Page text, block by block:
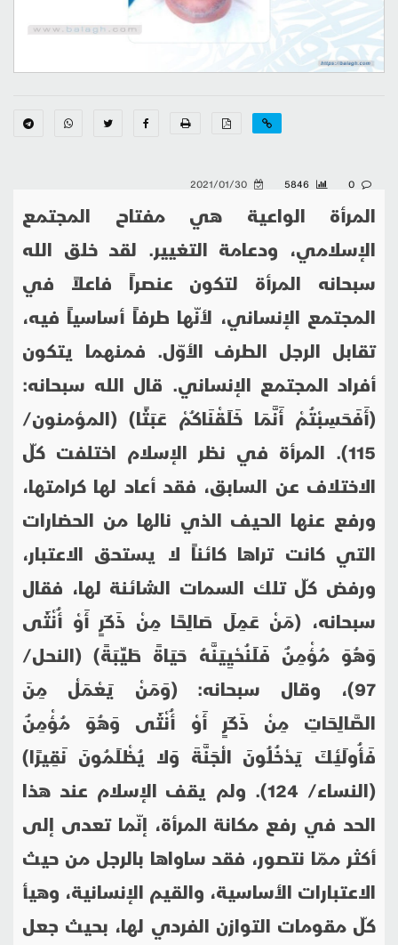
المرأة الواعية هي مفتاح المجتمع
الإسلامي، ودعامة التغيير. لقد خلق الله
سبحانه المرأة لتكون عنصراً فاعلاً في
المجتمع الإنساني، لأنّها طرفاً أساسياً فيه،
تقابل الرجل الطرف الأوّل. فمنهما يتكون
أفراد المجتمع الإنساني. قال الله سبحانه:
(أَفَحَسِبْتُمْ أَنَّمَا خَلَقْنَاكُمْ عَبَثًا) (المؤمنون/
115). المرأة في نظر الإسلام اختلفت كلّ
الاختلاف عن السابق، فقد أعاد لها كرامتها،
ورفع عنها الحيف الذي نالها من الحضارات
التي كانت تراها كائناً لا يستحق الاعتبار،
ورفض كلّ تلك السمات الشائنة لها، فقال
سبحانه، (مَنْ عَمِلَ صَالِحًا مِنْ ذَكَرٍ أَوْ أُنْثَى
وَهُوَ مُؤْمِنٌ فَلَنُحْيِيَنَّهُ حَيَاةً طَيِّبَةً) (النحل/
97)، وقال سبحانه: (وَمَنْ يَعْمَلْ مِنَ
الصَّالِحَاتِ مِنْ ذَكَرٍ أَوْ أُنْثَى وَهُوَ مُؤْمِنٌ
فَأُولَئِكَ يَدْخُلُونَ الْجَنَّةَ وَلا يُظْلَمُونَ نَقِيرًا)
(النساء/ 124). ولم يقف الإسلام عند هذا
الحد في رفع مكانة المرأة، إنّما تعدى إلى
أكثر ممّا نتصور، فقد ساواها بالرجل من حيث
الاعتبارات الأساسية، والقيم الإنسانية، وهيأ
كلّ مقومات التوازن الفردي لها، بحيث جعل